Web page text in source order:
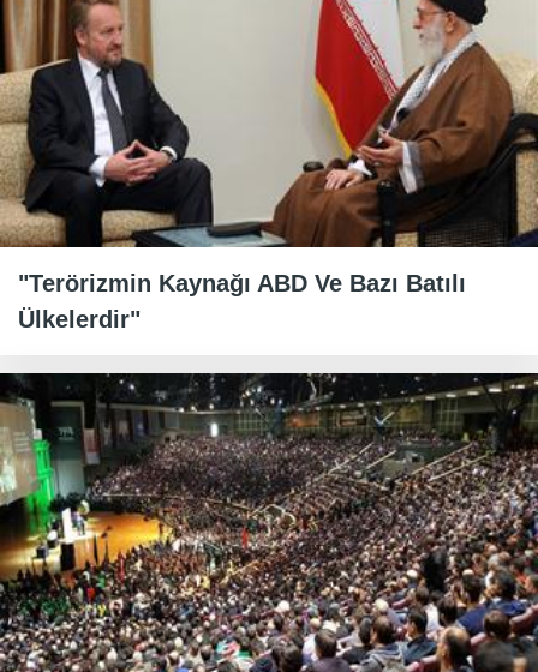
"Terörizmin Kaynağı ABD Ve Bazı Batılı
Ülkelerdir"